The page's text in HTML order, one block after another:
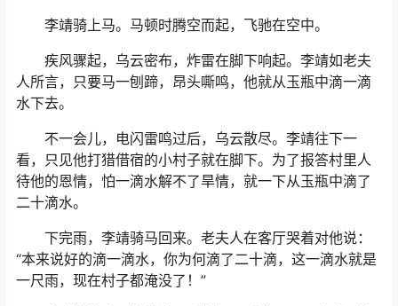
李靖骑上马。马顿时腾空而起，飞驰在空中。
疾风骤起，乌云密布，炸雷在脚下响起。李靖如老夫
人所言，只要马一刨蹄，昂头嘶鸣，他就从玉瓶中滴一滴
水下去。
不一会儿，电闪雷鸣过后，乌云散尽。李靖往下一
看，只见他打猎借宿的小村子就在脚下。为了报答村里人
待他的恩情，怕一滴水解不了旱情，就一下从玉瓶中滴了
二十滴水。
下完雨，李靖骑马回来。老夫人在客厅哭着对他说：
“本来说好的滴一滴水，你为何滴了二十滴，这一滴水就是
一尺雨，现在村子都淹没了！”